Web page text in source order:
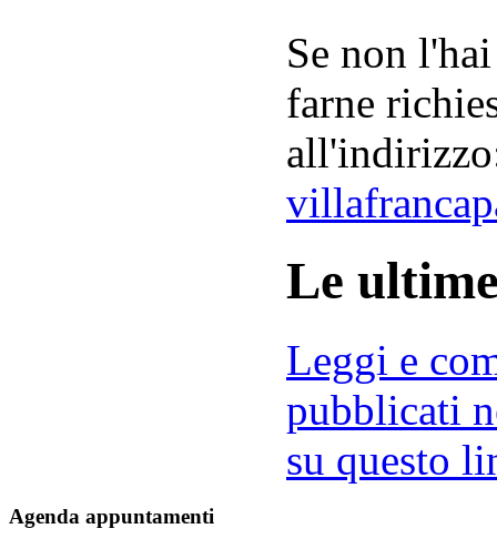
Se non
farne
Le
Leggi e
pubblicati
su questo
Agenda appuntamenti